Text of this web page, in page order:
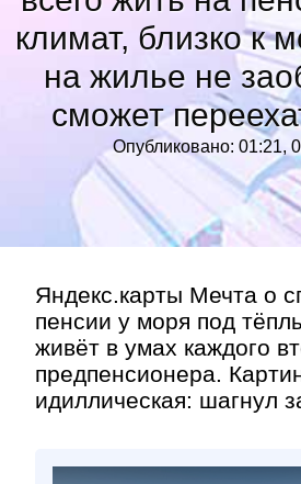
климат, близко к
на жилье не
сможет
Опубликовано: 01:21,
Яндекс.карты Мечта о
пенсии у моря под
живёт в умах каждого
предпенсионера.
идиллическая: шагнул
Рубрики»
Контакт»